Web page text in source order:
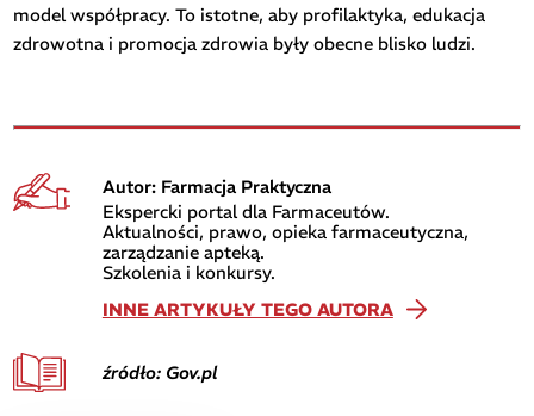
model współpracy. To istotne, aby profilaktyka, edukacja
zdrowotna i promocja zdrowia były obecne blisko ludzi.
Autor: Farmacja Praktyczna
Ekspercki portal dla Farmaceutów.
Aktualności, prawo, opieka farmaceutyczna,
zarządzanie apteką.
Szkolenia i konkursy.
INNE ARTYKUŁY TEGO AUTORA
źródło: Gov.pl